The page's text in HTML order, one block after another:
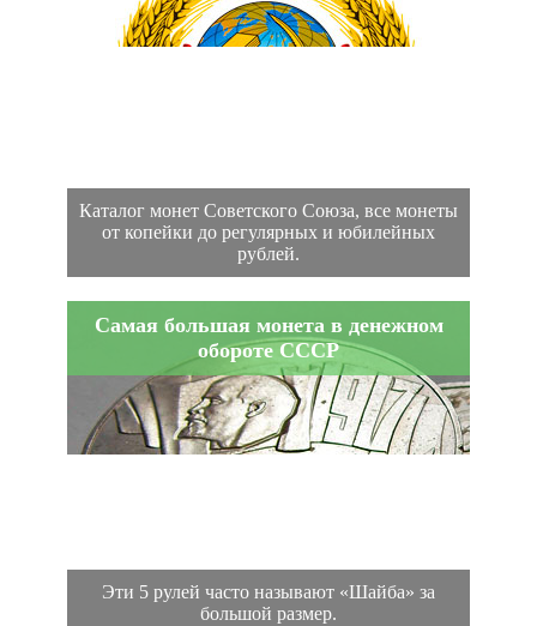
Каталог монет Советского Союза, все монеты
от копейки до регулярных и юбилейных
рублей.
Самая большая монета в денежном
обороте СССР
Эти 5 рулей часто называют «Шайба» за
большой размер.